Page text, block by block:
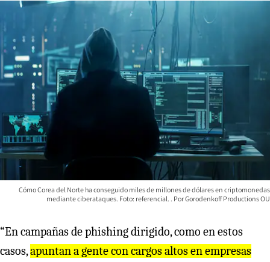
Cómo Corea del Norte ha conseguido miles de millones de dólares en criptomonedas
mediante ciberataques. Foto: referencial.
Gorodenkoff Productions OU
“En campañas de phishing dirigido, como en estos
casos,apuntan a gente con cargos altos en empresas